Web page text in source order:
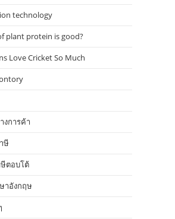
technology
plant protein is good?
Love Cricket So Much
งการค้า
ษี
ษีตอบโต้
าอังกฤษ